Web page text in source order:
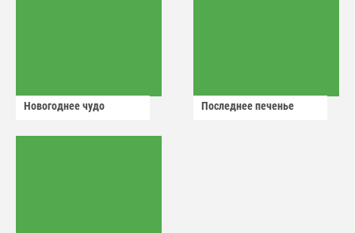
Новогоднее чудо Последнее печенье